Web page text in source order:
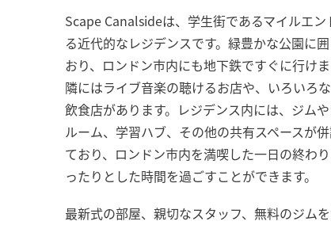
Scape Canalsideは、学生街であるマイルエン
る近代的なレジデンスです。緑豊かな公園に
おり、ロンドン市内にも地下鉄ですぐに行け
隣にはライブ音楽の聴けるお店や、いろいろ
飲食店があります。レジデンス内には、ジム
ルーム、学習ハブ、その他の共有スペースが
ており、ロンドン市内を満喫した一日の終わ
ったりとした時間を過ごすことができます。
最新式の部屋、親切なスタッフ、無料のジム